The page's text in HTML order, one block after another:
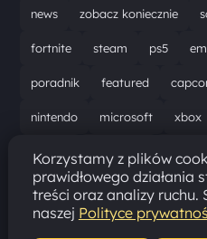
news zobacz koniecznie
fortnite steam ps5
poradnik featured
nintendo microsoft xbox
solucja marathon ubisoft
resident evil requiem gaming
epic games hytale
Korzystamy z plików
prawidłowego działania
treści oraz analizy ruchu.
naszej Polityce